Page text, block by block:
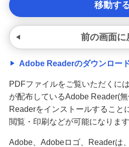
移動す
前の画面に
Adobe Readerのダウンロー
PDFファイルをご覧いただくに
が配布しているAdobe Reader(
Readerをインストールすること
閲覧・印刷などが可能になります
Adobe、Adobeロゴ、Readerは